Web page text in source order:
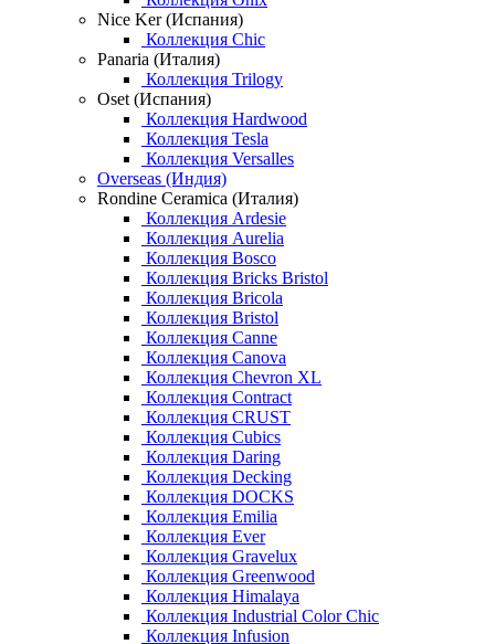
Nice Ker (Испания)
Коллекция Chic
Panaria (Италия)
Коллекция Trilogy
Oset (Испания)
Коллекция Hardwood
Коллекция Tesla
Коллекция Versalles
Overseas (Индия)
Rondine Ceramica (Италия)
Коллекция Ardesie
Коллекция Aurelia
Коллекция Bosco
Коллекция Bricks Bristol
Коллекция Bricola
Коллекция Bristol
Коллекция Canne
Коллекция Canova
Коллекция Chevron XL
Коллекция Contract
Коллекция CRUST
Коллекция Cubics
Коллекция Daring
Коллекция Decking
Коллекция DOCKS
Коллекция Emilia
Коллекция Ever
Коллекция Gravelux
Коллекция Greenwood
Коллекция Himalaya
Коллекция Industrial Color Chic
Коллекция Infusion